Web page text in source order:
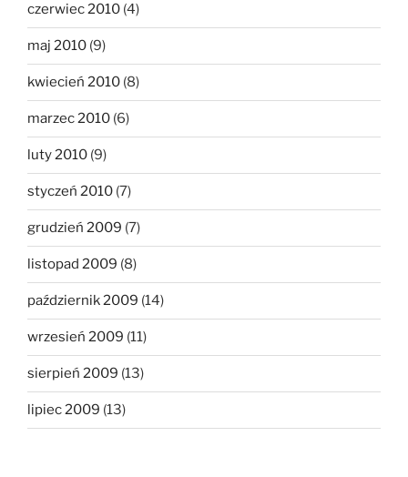
czerwiec 2010 (4)
maj 2010 (9)
kwiecień 2010 (8)
marzec 2010 (6)
luty 2010 (9)
styczeń 2010 (7)
grudzień 2009 (7)
listopad 2009 (8)
październik 2009 (14)
wrzesień 2009 (11)
sierpień 2009 (13)
lipiec 2009 (13)